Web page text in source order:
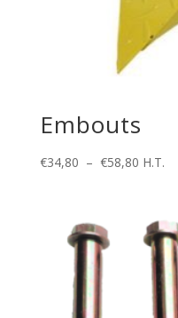
Embouts
€34,80 – €58,80Plage
€34,80
à
€58,80
H.T.